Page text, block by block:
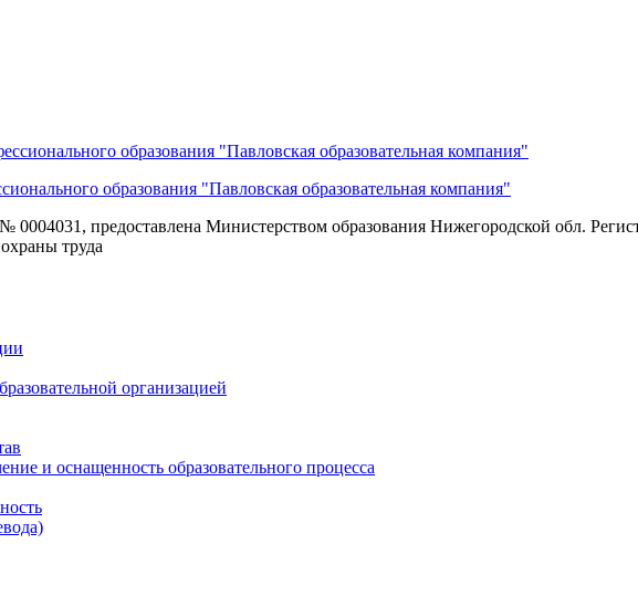
образования "Павловская образовательная компания"
предоставлена Министерством образования Нижегородской обл.
труда
организацией
и оснащенность образовательного процесса